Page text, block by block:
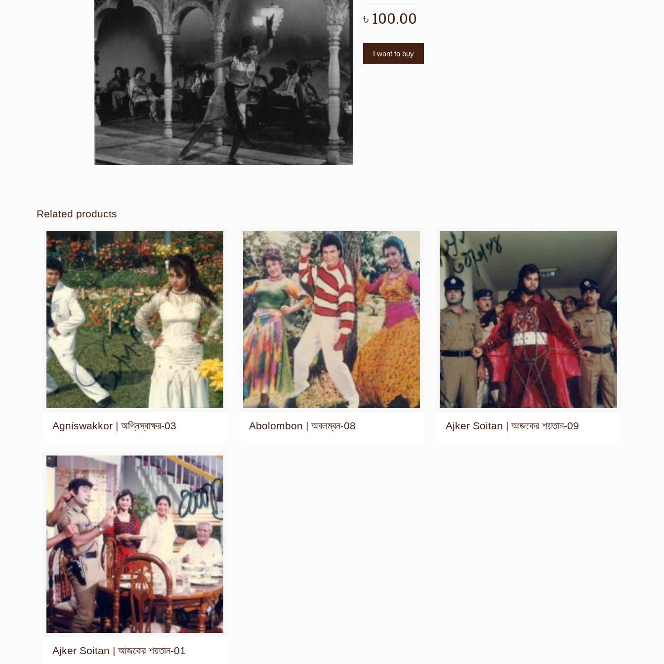
৳ 100.00
I want to buy
Related products
Agniswakkor | অগ্নিস্বাক্ষর-03 Abolombon | অবলম্বন-08 Ajker Soitan | আজকের শয়তান-09
Ajker Soitan | আজকের শয়তান-01